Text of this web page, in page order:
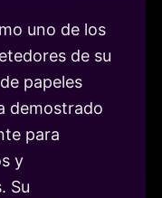
uno de los
de su
papeles
demostrado
para
y
Su